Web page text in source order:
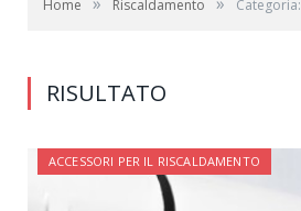
Home Riscaldamento Categoria:
RISULTATO
ACCESSORI PER IL RISCALDAMENTO